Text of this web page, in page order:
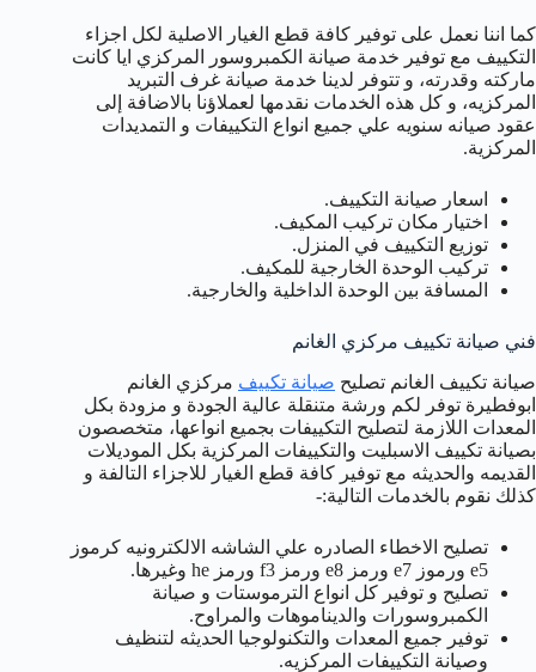
كما اننا نعمل على توفير كافة قطع الغيار الاصلية لكل اجزاء
التكييف مع توفير خدمة صيانة الكمبروسور المركزي ايا كانت
ماركته وقدرته، و تتوفر لدينا خدمة صيانة غرف التبريد
المركزيه، و كل هذه الخدمات نقدمها لعملاؤنا بالاضافة إلى
عقود صيانه سنويه علي جميع انواع التكييفات و التمديدات
المركزية.
اسعار صيانة التكييف.
اختيار مكان تركيب المكيف.
توزيع التكييف في المنزل.
تركيب الوحدة الخارجية للمكيف.
المسافة بين الوحدة الداخلية والخارجية.
فني صيانة تكييف مركزي الغانم
صيانة تكييف الغانم تصليح صيانة تكييف مركزي الغانم
ابوفطيرة توفر لكم ورشة متنقلة عالية الجودة و مزودة بكل
المعدات اللازمة لتصليح التكييفات بجميع انواعها، متخصصون
بصيانة تكييف الاسبليت والتكييفات المركزية بكل الموديلات
القديمه والحديثه مع توفير كافة قطع الغيار للاجزاء التالفة و
كذلك نقوم بالخدمات التالية:-
تصليح الاخطاء الصادره علي الشاشه الالكترونيه كرموز
e5 ورموز e7 ورمز e8 ورمز f3 ورمز he وغيرها.
تصليح و توفير كل انواع الترموستات و صيانة
الكمبروسورات والديناموهات والمراوح.
توفير جميع المعدات والتكنولوجيا الحديثه لتنظيف
وصيانة التكييفات المركزيه.